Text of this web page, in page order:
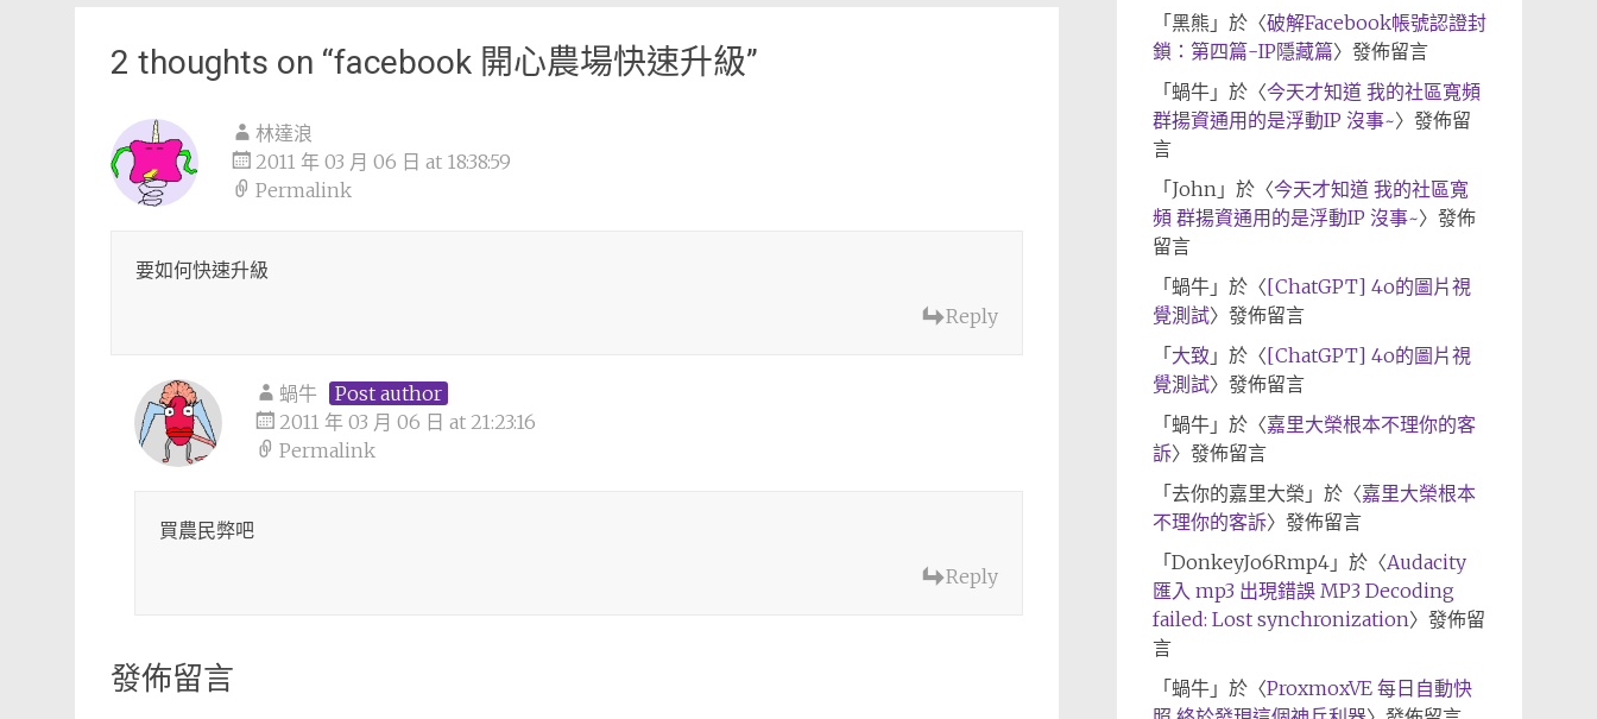
2 thoughts on “facebook 開心農場快速升級”
林達浪
2011 年 03 月 06 日 at 18:38:59
Permalink
要如何快速升級
Reply
蝸牛
Post author
2011 年 03 月 06 日 at 21:23:16
Permalink
買農民弊吧
Reply
發佈留言
「 黑熊 」於〈破解Facebook帳號認證封
鎖：第四篇-IP隱藏篇〉發佈留言
「 蝸牛」於〈今天才知道 我的社區寬頻
群揚資通用的是浮動IP 沒事~〉發佈留
言
「 John」於〈今天才知道 我的社區寬
頻 群揚資通用的是浮動IP 沒事~〉發佈
留言
「 蝸牛」於〈[ChatGPT] 4o的圖片視
覺測試〉發佈留言
「 大致 」於〈[ChatGPT] 4o的圖片視
覺測試〉發佈留言
「 蝸牛」於〈嘉里大榮根本不理你的客
訴〉發佈留言
「 去你的嘉里大榮 」於〈嘉里大榮根本
不理你的客訴〉發佈留言
「 DonkeyJo6Rmp4」於〈Audacity
匯入 mp3 出現錯誤 MP3 Decoding
failed: Lost synchronization〉發佈留
言
「 蝸牛」於〈ProxmoxVE 每日自動快